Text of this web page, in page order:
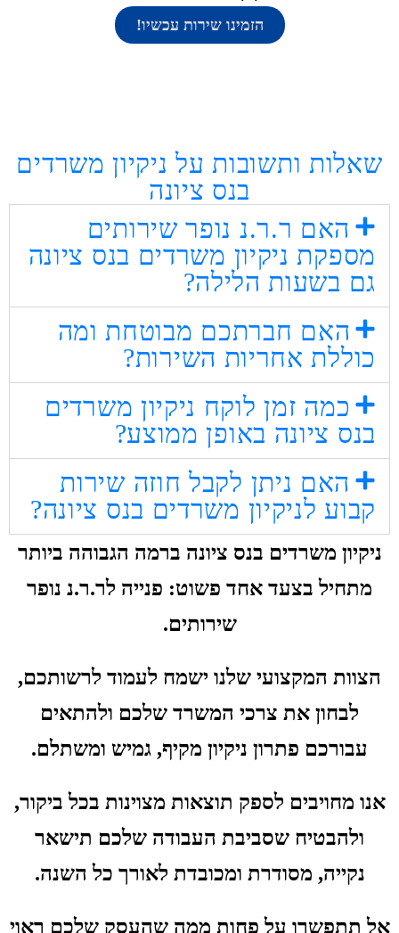
הזמינו שירות עכשיו!
שאלות ותשובות על ניקיון משרדים
בנס ציונה
האם ר.ר.נ נופר שירותים
מספקת ניקיון משרדים בנס ציונה
גם בשעות הלילה?
האם חברתכם מבוטחת ומה
כוללת אחריות השירות?
כמה זמן לוקח ניקיון משרדים
בנס ציונה באופן ממוצע?
האם ניתן לקבל חוזה שירות
קבוע לניקיון משרדים בנס ציונה?
ניקיון משרדים בנס ציונה ברמה הגבוהה ביותר
מתחיל בצעד אחד פשוט: פנייה לר.ר.נ נופר
שירותים.
הצוות המקצועי שלנו ישמח לעמוד לרשותכם,
לבחון את צרכי המשרד שלכם ולהתאים
עבורכם פתרון ניקיון מקיף, גמיש ומשתלם.
אנו מחויבים לספק תוצאות מצוינות בכל ביקור,
ולהבטיח שסביבת העבודה שלכם תישאר
נקייה, מסודרת ומכובדת לאורך כל השנה.
אל תתפשרו על פחות ממה שהעסק שלכם ראוי